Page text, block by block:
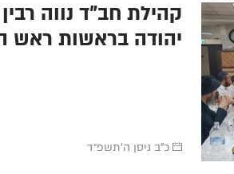
קהילת חב"ד נווה
יהודה בראשות ראש
משיח
כ"ב ניסן ה׳תשפ״ד